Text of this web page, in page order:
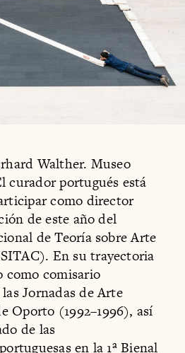
Walther. Museo
curador portugués está
como director
de este año del
de Teoría sobre Arte
En su trayectoria
como comisario
Jornadas de Arte
Oporto (1992–1996), así
de las
en la 1ª Bienal